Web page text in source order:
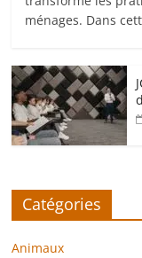
ménages. Dans
Catégories
Animaux